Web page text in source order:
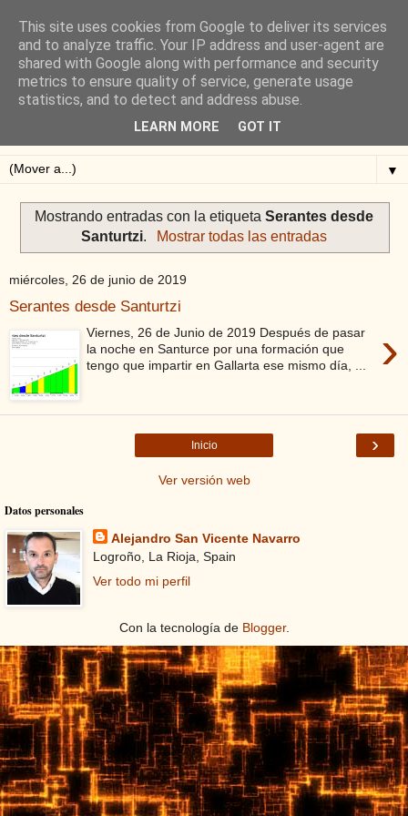
Blog de Alejandro San
Vicente
Blog sobre ciclismo: perfiles y altimetrías.
▼
Mostrando entradas con la etiqueta Serantes desde
Santurtzi. Mostrar todas las entradas
miércoles, 26 de junio de 2019
Serantes desde Santurtzi
›
Viernes, 26 de Junio de 2019 Después de pasar
la noche en Santurce por una formación que
tengo que impartir en Gallarta ese mismo día, ...
›
Inicio
Ver versión web
Datos personales
Alejandro San Vicente Navarro
Logroño, La Rioja, Spain
Ver todo mi perfil
Con la tecnología de Blogger.
This site uses cookies from Google to deliver its services
and to analyze traffic. Your IP address and user-agent are
shared with Google along with performance and security
metrics to ensure quality of service, generate usage
statistics, and to detect and address abuse.
LEARN MORE GOT IT